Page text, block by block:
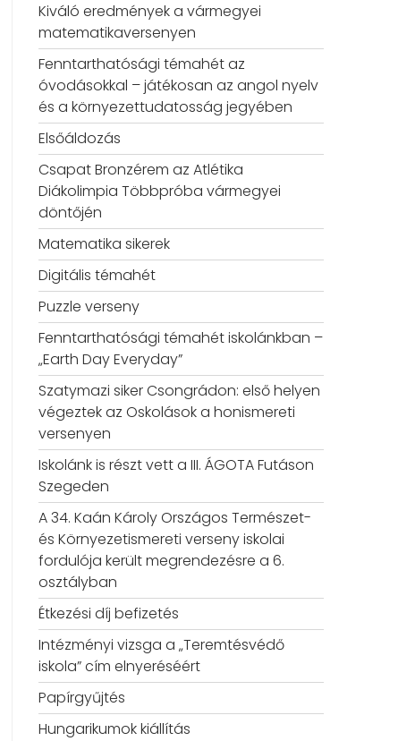
Kiváló eredmények a vármegyei
matematikaversenyen
Fenntarthatósági témahét az
óvodásokkal – játékosan az angol nyelv
és a környezettudatosság jegyében
Elsőáldozás
Csapat Bronzérem az Atlétika
Diákolimpia Többpróba vármegyei
döntőjén
Matematika sikerek
Digitális témahét
Puzzle verseny
Fenntarthatósági témahét iskolánkban –
„Earth Day Everyday”
Szatymazi siker Csongrádon: első helyen
végeztek az Oskolások a honismereti
versenyen
Iskolánk is részt vett a III. ÁGOTA Futáson
Szegeden
A 34. Kaán Károly Országos Természet-
és Környezetismereti verseny iskolai
fordulója került megrendezésre a 6.
osztályban
Étkezési díj befizetés
Intézményi vizsga a „Teremtésvédő
iskola” cím elnyeréséért
Papírgyűjtés
Hungarikumok kiállítás